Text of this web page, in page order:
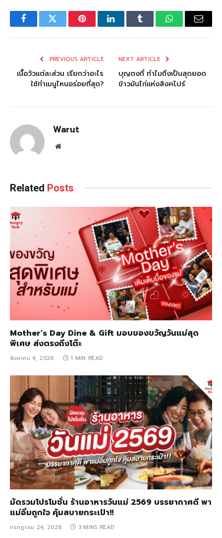
FacebookTwitter PinterestLinkedInTumblr WhatsAppEmail
PREVIOUS ARTICLE
เนื้อวัวแต่ละส่วน เรียกว่าอะไร
ใช้ทำเมนูไหนอร่อยที่สุด?
NEXT ARTICLE
บุญตงกี่ ทำไมถึงเป็นสุดยอด
ข้าวมันไก่แห่งสิงคโปร์
Warut
Website
Related Posts
Mother’s Day Dine & Gift มอบของขวัญวันแม่สุด
พิเศษ ส่งตรงถึงโต๊ะ
สิงหาคม 4, 2026 1 MIN READ
มัดรวมโปรโมชั่น ร้านอาหารวันแม่ 2569 บรรยากาศดี พา
แม่อิ่มถูกใจ คุ้มสบายกระเป๋า!!
กรกฎาคม 24, 2026 3 MINS READ